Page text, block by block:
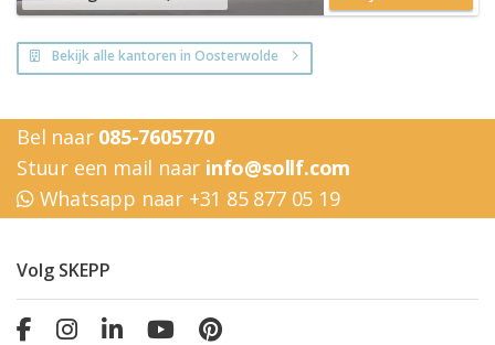
Bekijk alle kantoren in Oosterwolde
Bel naar 085-7605770
Stuur een mail naar info@sollf.com
Whatsapp naar +31 85 877 05 19
Volg SKEPP